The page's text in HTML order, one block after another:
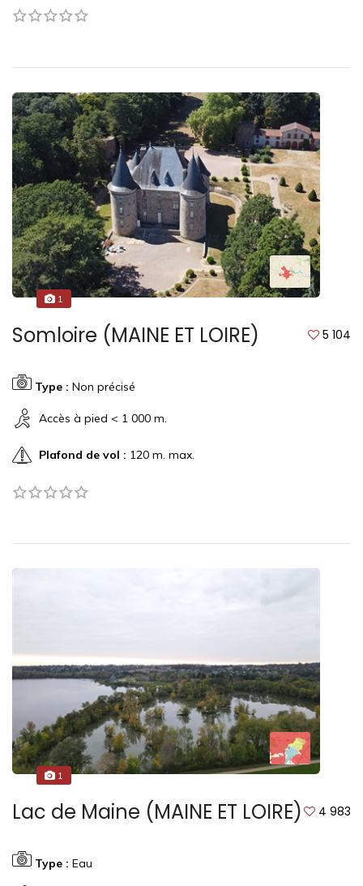
1
Somloire (MAINE ET LOIRE) 5 104
Type : Non précisé
Accès à pied < 1 000 m.
Plafond de vol : 120 m. max.
1
Lac de Maine (MAINE ET LOIRE) 4 983
Type : Eau